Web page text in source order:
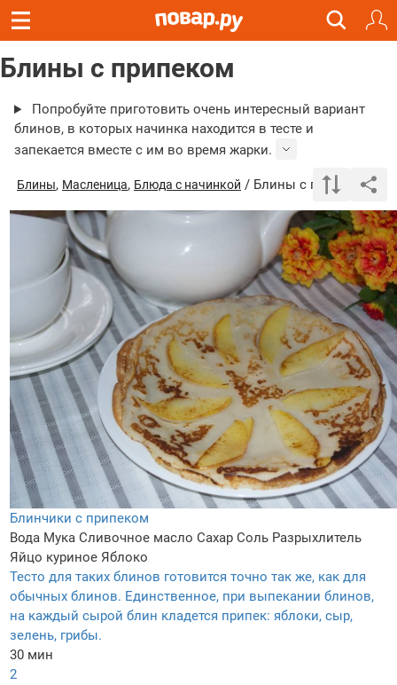
Блины с припеком
Попробуйте приготовить очень интересный вариант
блинов, в которых начинка находится в тесте и
запекается вместе с им во время жарки.
Блины, Масленица, Блюда с начинкой / Блины с припеком
Блинчики с припеком
Вода Мука Сливочное масло Сахар Соль Разрыхлитель
Яйцо куриное Яблоко
Тесто для таких блинов готовится точно так же, как для
обычных блинов. Единственное, при выпекании блинов,
на каждый сырой блин кладется припек: яблоки, сыр,
зелень, грибы.
30 мин
2